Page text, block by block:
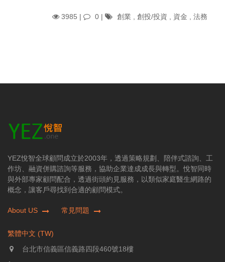
3985 | 0 | 創業 創投/投資 資金 法務
YEZ悅智全球顧問成立於2003年，透過策略規劃、陪伴式諮詢、工
作坊、融資併購諮詢等服務，協助企業達成成長與轉型。悅智同時
與外部專家顧問配合，透過街頭約見服務，以類似家庭醫生網路的
概念，讓客戶尋找到合適的顧問模式。
About US 常見問題
繁體中文 (TW)
台北市信義區信義路四段460號18樓